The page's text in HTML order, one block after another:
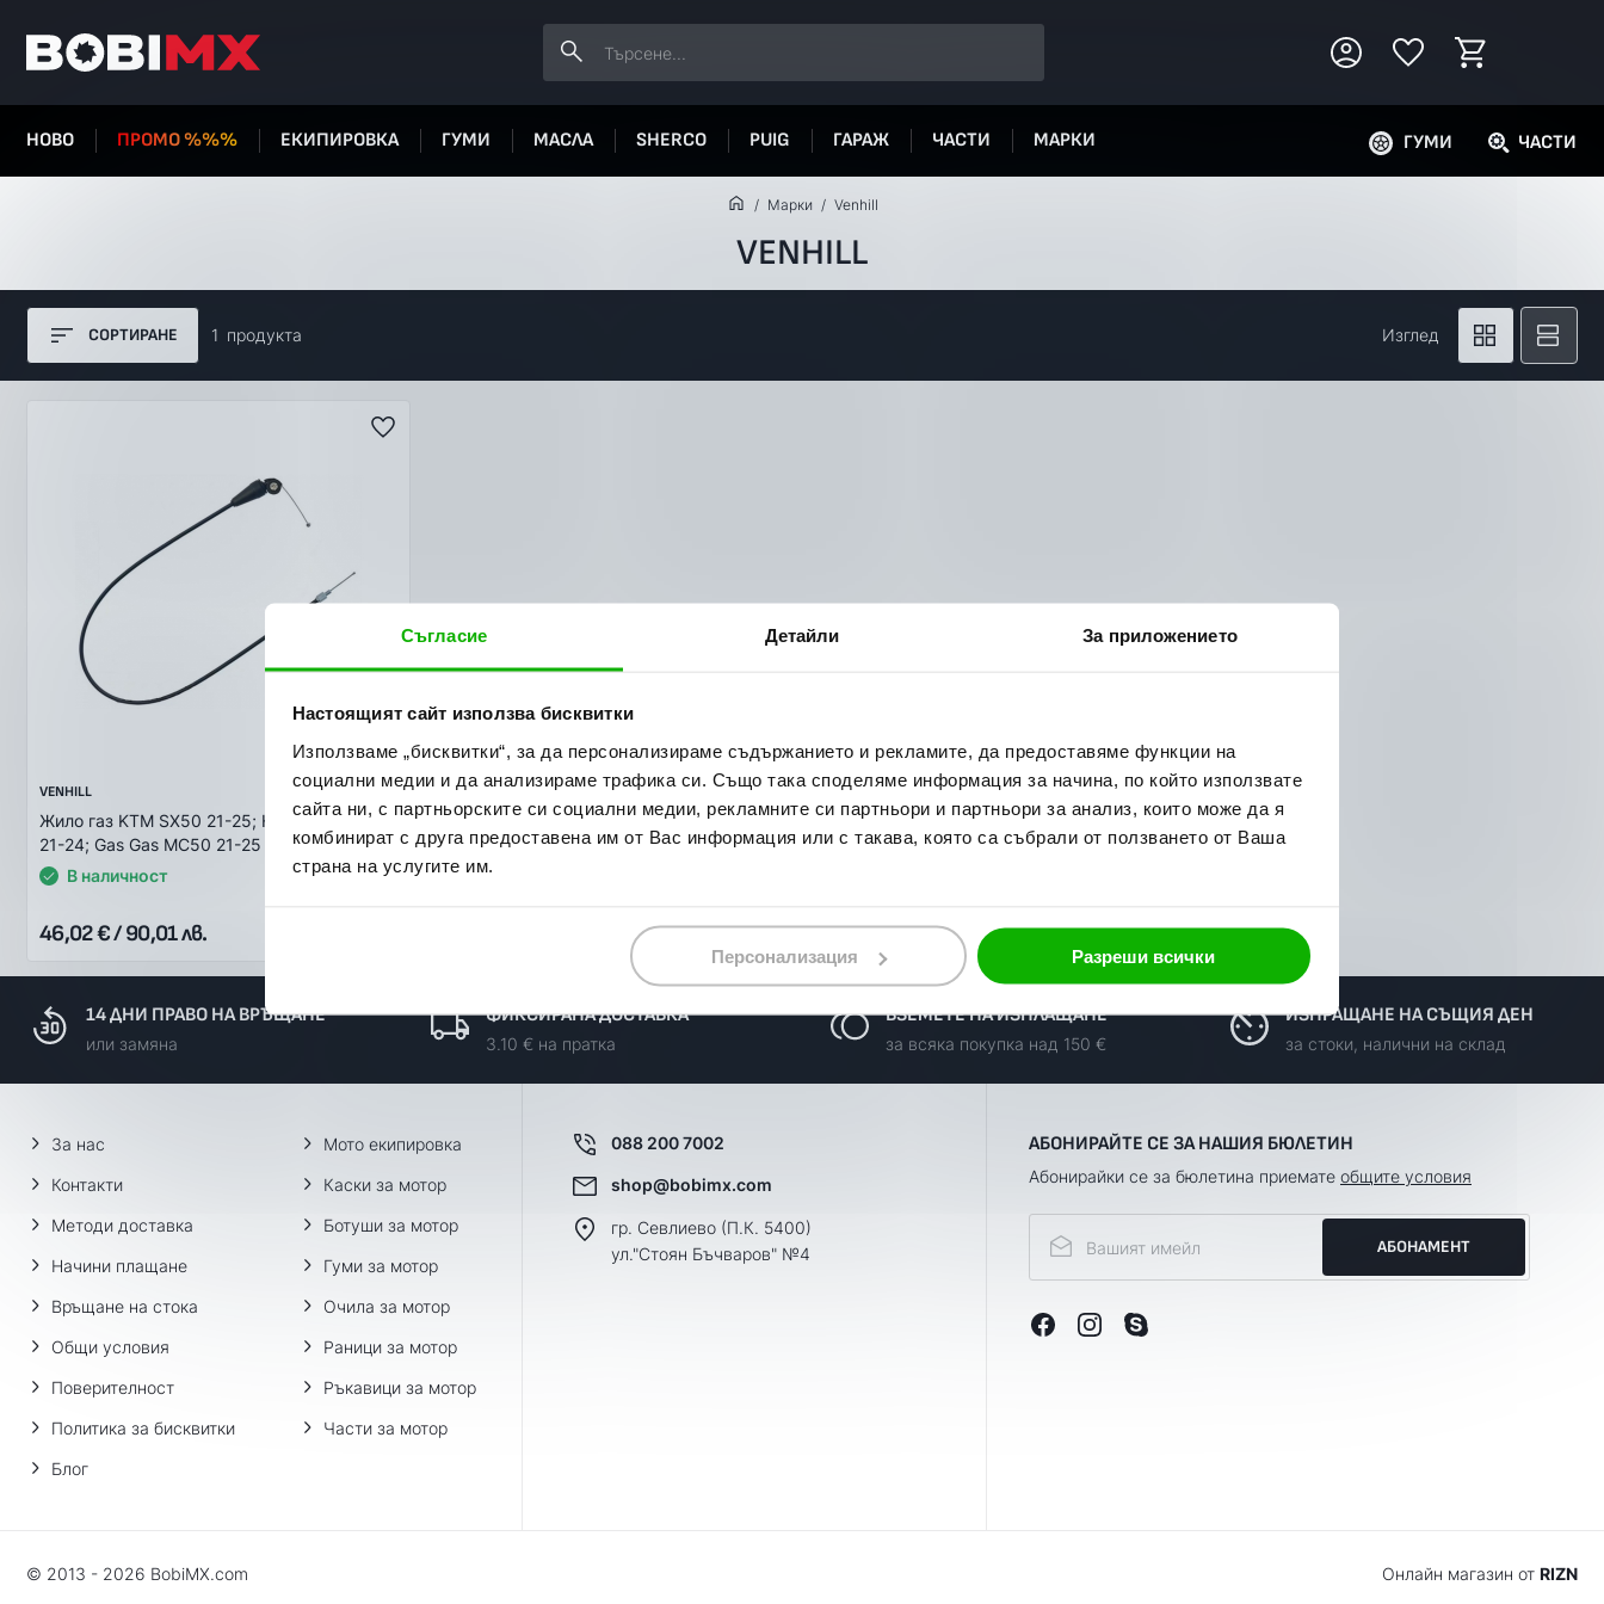
Съгласие Детайли За приложението
Настоящият сайт използва бисквитки
Използваме „бисквитки“, за да персонализираме съдържанието и рекламите, да предоставяме функции на
социални медии и да анализираме трафика си. Също така споделяме информация за начина, по който използвате
сайта ни, с партньорските си социални медии, рекламните си партньори и партньори за анализ, които може да я
комбинират с друга предоставена им от Вас информация или с такава, която са събрали от ползването от Ваша
страна на услугите им.
Персонализация Разреши всички
НОВО ПРОМО %%% ЕКИПИРОВКА ГУМИ МАСЛА SHERCO PUIG ГАРАЖ ЧАСТИ МАРКИ ГУМИ ЧАСТИ
Марки Venhill
VENHILL
СОРТИРАНЕ 1 продуктa Изглед
VENHILL
Жило газ KTM SX50 21-25; Husqvarna TC50
21-24; Gas Gas MC50 21-25
В наличност
46,02 € / 90,01 лв.
14 ДНИ ПРАВО НА ВРЪЩАНЕ
или замяна
ФИКСИРАНА ДОСТАВКА
3.10 € на пратка
ВЗЕМЕТЕ НА ИЗПЛАЩАНЕ
за всяка покупка над 150 €
ИЗПРАЩАНЕ НА СЪЩИЯ ДЕН
за стоки, налични на склад
За нас
Контакти
Методи доставка
Начини плащане
Връщане на стока
Общи условия
Поверителност
Политика за бисквитки
Блог
Мото екипировка
Каски за мотор
Ботуши за мотор
Гуми за мотор
Очила за мотор
Раници за мотор
Ръкавици за мотор
Части за мотор
088 200 7002
shop@bobimx.com
гр. Севлиево (П.К. 5400)
ул."Стоян Бъчваров" №4
АБОНИРАЙТЕ СЕ ЗА НАШИЯ БЮЛЕТИН
Абонирайки се за бюлетина приемате общите условия
АБОНАМЕНТ
© 2013 - 2026 BobiMX.com Онлайн магазин от RIZN